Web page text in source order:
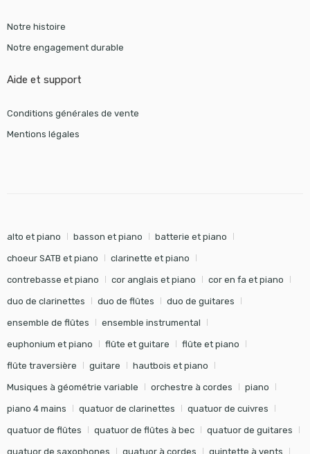
Notre histoire
Notre engagement durable
Aide et support
Conditions générales de vente
Mentions légales
alto et piano basson et piano batterie et piano
choeur SATB et piano clarinette et piano
contrebasse et piano cor anglais et piano cor en fa et piano
duo de clarinettes duo de flûtes duo de guitares
ensemble de flûtes ensemble instrumental
euphonium et piano flûte et guitare flûte et piano
flûte traversière guitare hautbois et piano
Musiques à géométrie variable orchestre à cordes piano
piano 4 mains quatuor de clarinettes quatuor de cuivres
quatuor de flûtes quatuor de flûtes à bec quatuor de guitares
quatuor de saxophones quatuor à cordes quintette à vents